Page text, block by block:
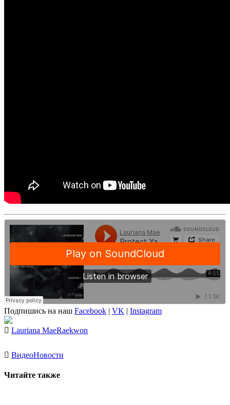
Подпишись на наш Facebook | VK | Instagram
Lauriana MaeRaekwon
ВидеоНовости
Читайте также